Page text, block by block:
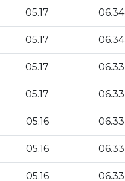
05.17 06.34
05.17 06.34
05.17 06.33
05.17 06.33
05.16 06.33
05.16 06.33
05.16 06.33